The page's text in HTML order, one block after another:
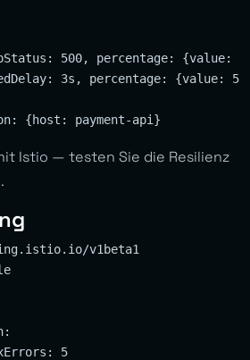
500, percentage: {value:
3s, percentage: {value:
Istio — testen Sie die Resilienz
v1beta1
5